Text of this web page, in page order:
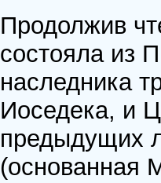
Продолжив
состояла из
наследника
Иоседека, и
предыдущих
(основанная